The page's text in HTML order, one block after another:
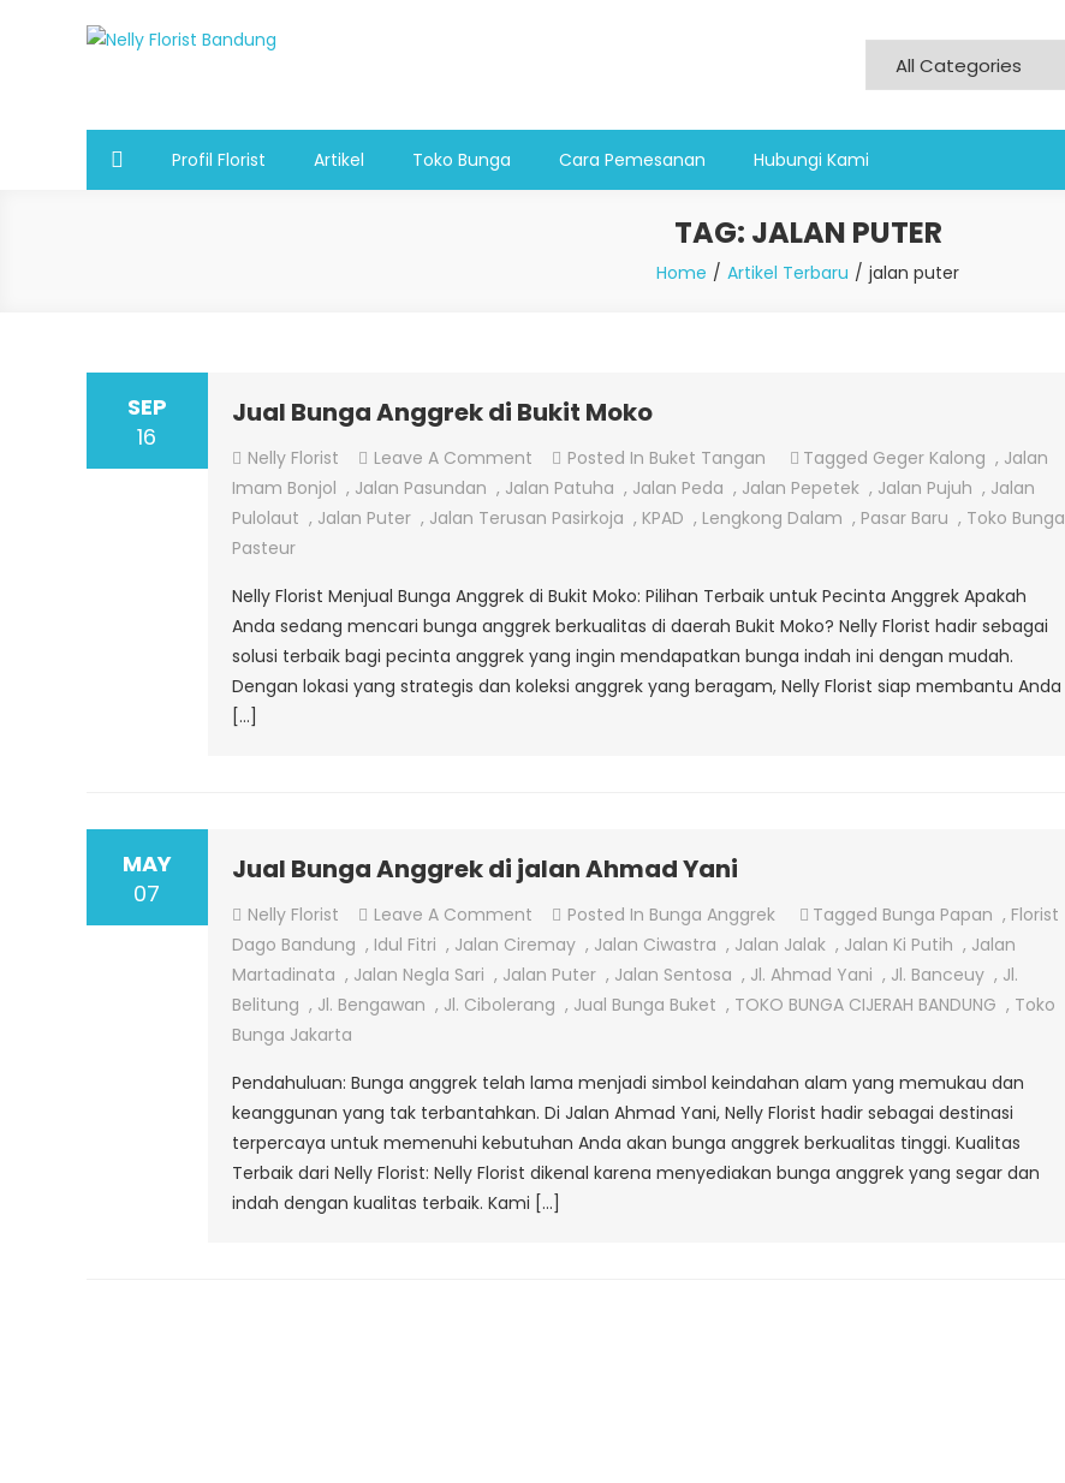
Profil Florist Artikel Toko Bunga Cara Pemesanan Hubungi Kami
TAG: JALAN PUTER
Home Artikel Terbaru jalan puter
SEP
16
Jual Bunga Anggrek di Bukit Moko
Nelly Florist Leave A CommentOn
Jual
Bunga
Bukit
Moko
Posted In Buket Tangan Tagged Geger Kalong , Jalan
Imam Bonjol , Jalan Pasundan , Jalan Patuha , Jalan Peda , Jalan Pepetek , Jalan Pujuh , Jalan
Pulolaut , Jalan Puter , Jalan Terusan Pasirkoja , KPAD , Lengkong Dalam , Pasar Baru , Toko Bunga
Pasteur
Nelly Florist Menjual Bunga Anggrek di Bukit Moko: Pilihan Terbaik untuk Pecinta Anggrek Apakah
Anda sedang mencari bunga anggrek berkualitas di daerah Bukit Moko? Nelly Florist hadir sebagai
solusi terbaik bagi pecinta anggrek yang ingin mendapatkan bunga indah ini dengan mudah.
Dengan lokasi yang strategis dan koleksi anggrek yang beragam, Nelly Florist siap membantu Anda
[…]
MAY
07
Jual Bunga Anggrek di jalan Ahmad Yani
Nelly Florist Leave A CommentOn
Jual
Bunga
Anggrek
Ahmad
Yani
Posted In Bunga Anggrek Tagged Bunga Papan , Florist
Dago Bandung , Idul Fitri , Jalan Ciremay , Jalan Ciwastra , Jalan Jalak , Jalan Ki Putih , Jalan
Martadinata , Jalan Negla Sari , Jalan Puter , Jalan Sentosa , Jl. Ahmad Yani , Jl. Banceuy , Jl.
Belitung , Jl. Bengawan , Jl. Cibolerang , Jual Bunga Buket , TOKO BUNGA CIJERAH BANDUNG , Toko
Bunga Jakarta
Pendahuluan: Bunga anggrek telah lama menjadi simbol keindahan alam yang memukau dan
keanggunan yang tak terbantahkan. Di Jalan Ahmad Yani, Nelly Florist hadir sebagai destinasi
terpercaya untuk memenuhi kebutuhan Anda akan bunga anggrek berkualitas tinggi. Kualitas
Terbaik dari Nelly Florist: Nelly Florist dikenal karena menyediakan bunga anggrek yang segar dan
indah dengan kualitas terbaik. Kami […]